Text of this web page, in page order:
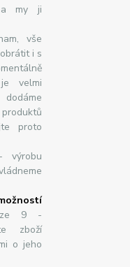
a my ji
vše
i s
velmi
proto
výrobu
9 -
zboží
o jeho